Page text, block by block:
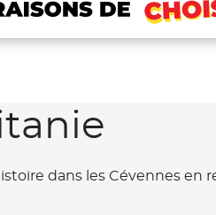
dans les Cévennes